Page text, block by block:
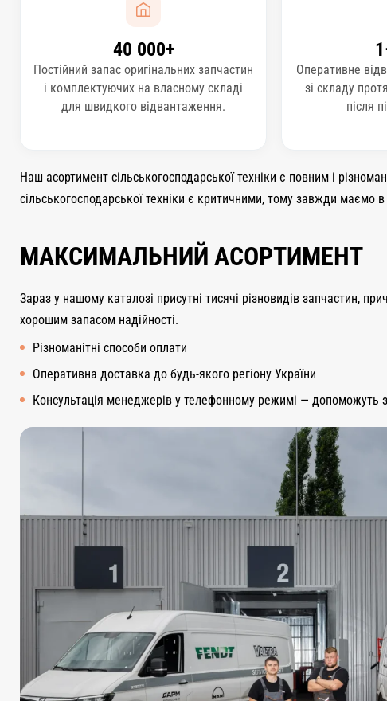
40 000+
Постійний запас оригінальних запчастин
і комплектуючих на власному складі
для швидкого відвантаження.
Оперативне
зі складу
після
Наш асортимент сільськогосподарської техніки є повним і
сільськогосподарської техніки є критичними, тому завжди маємо
МАКСИМАЛЬНИЙ АСОРТИМЕНТ
Зараз у нашому каталозі присутні тисячі різновидів запчастин,
хорошим запасом надійності.
Різноманітні способи оплати
Оперативна доставка до будь-якого регіону України
Консультація менеджерів у телефонному режимі — допоможуть